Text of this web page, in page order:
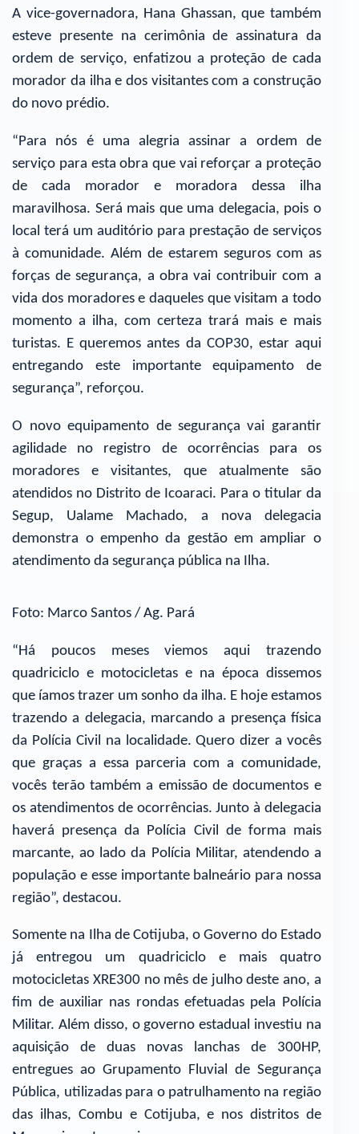
A vice-governadora, Hana Ghassan, que também
esteve presente na cerimônia de assinatura da
ordem de serviço, enfatizou a proteção de cada
morador da ilha e dos visitantes com a construção
do novo prédio.
“Para nós é uma alegria assinar a ordem de
serviço para esta obra que vai reforçar a proteção
de cada morador e moradora dessa ilha
maravilhosa. Será mais que uma delegacia, pois o
local terá um auditório para prestação de serviços
à comunidade. Além de estarem seguros com as
forças de segurança, a obra vai contribuir com a
vida dos moradores e daqueles que visitam a todo
momento a ilha, com certeza trará mais e mais
turistas. E queremos antes da COP30, estar aqui
entregando este importante equipamento de
segurança”, reforçou.
O novo equipamento de segurança vai garantir
agilidade no registro de ocorrências para os
moradores e visitantes, que atualmente são
atendidos no Distrito de Icoaraci. Para o titular da
Segup, Ualame Machado, a nova delegacia
demonstra o empenho da gestão em ampliar o
atendimento da segurança pública na Ilha.
Foto: Marco Santos / Ag. Pará
“Há poucos meses viemos aqui trazendo
quadriciclo e motocicletas e na época dissemos
que íamos trazer um sonho da ilha. E hoje estamos
trazendo a delegacia, marcando a presença física
da Polícia Civil na localidade. Quero dizer a vocês
que graças a essa parceria com a comunidade,
vocês terão também a emissão de documentos e
os atendimentos de ocorrências. Junto à delegacia
haverá presença da Polícia Civil de forma mais
marcante, ao lado da Polícia Militar, atendendo a
população e esse importante balneário para nossa
região”, destacou.
Somente na Ilha de Cotijuba, o Governo do Estado
já entregou um quadriciclo e mais quatro
motocicletas XRE300 no mês de julho deste ano, a
fim de auxiliar nas rondas efetuadas pela Polícia
Militar. Além disso, o governo estadual investiu na
aquisição de duas novas lanchas de 300HP,
entregues ao Grupamento Fluvial de Segurança
Pública, utilizadas para o patrulhamento na região
das ilhas, Combu e Cotijuba, e nos distritos de